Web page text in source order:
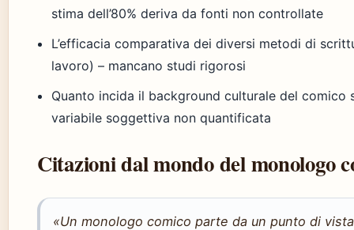
stima dell’80% deriva da fonti non controllate
L’efficacia comparativa dei diversi metodi di
lavoro) – mancano studi rigorosi
Quanto incida il background culturale del comico
variabile soggettiva non quantificata
Citazioni dal mondo del monologo
«Un monologo comico parte da un punto di